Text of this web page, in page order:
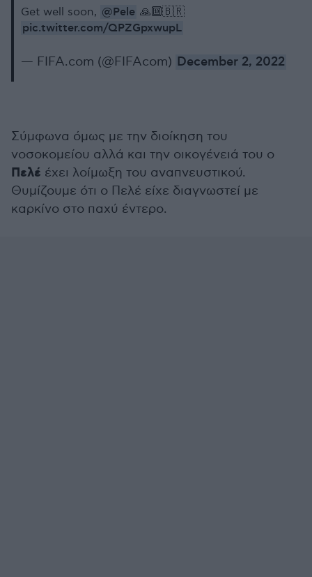
Get well soon, @Pele 🙏🔟🇧🇷
pic.twitter.com/QPZGpxwupL
— FIFA.com (@FIFAcom) December 2, 2022
Σύμφωνα όμως με την διοίκηση του
νοσοκομείου αλλά και την οικογένειά του ο
Πελέ έχει λοίμωξη του αναπνευστικού.
Θυμίζουμε ότι ο Πελέ είχε διαγνωστεί με
καρκίνο στο παχύ έντερο.